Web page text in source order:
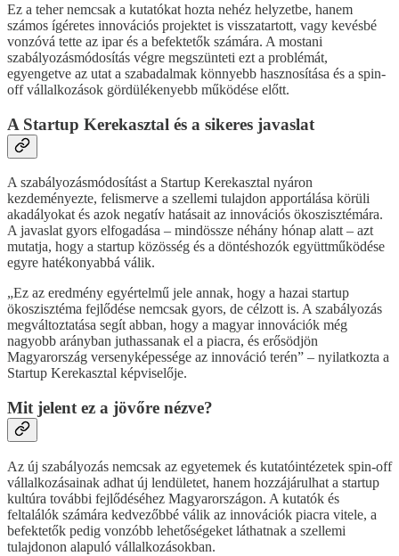
Ez a teher nemcsak a kutatókat hozta nehéz helyzetbe, hanem
számos ígéretes innovációs projektet is visszatartott, vagy kevésbé
vonzóvá tette az ipar és a befektetők számára. A mostani
szabályozásmódosítás végre megszünteti ezt a problémát,
egyengetve az utat a szabadalmak könnyebb hasznosítása és a spin-
off vállalkozások gördülékenyebb működése előtt.
A Startup Kerekasztal és a sikeres javaslat
A szabályozásmódosítást a Startup Kerekasztal nyáron
kezdeményezte, felismerve a szellemi tulajdon apportálása körüli
akadályokat és azok negatív hatásait az innovációs ökoszisztémára.
A javaslat gyors elfogadása – mindössze néhány hónap alatt – azt
mutatja, hogy a startup közösség és a döntéshozók együttműködése
egyre hatékonyabbá válik.
„Ez az eredmény egyértelmű jele annak, hogy a hazai startup
ökoszisztéma fejlődése nemcsak gyors, de célzott is. A szabályozás
megváltoztatása segít abban, hogy a magyar innovációk még
nagyobb arányban juthassanak el a piacra, és erősödjön
Magyarország versenyképessége az innováció terén” – nyilatkozta a
Startup Kerekasztal képviselője.
Mit jelent ez a jövőre nézve?
Az új szabályozás nemcsak az egyetemek és kutatóintézetek spin-off
vállalkozásainak adhat új lendületet, hanem hozzájárulhat a startup
kultúra további fejlődéséhez Magyarországon. A kutatók és
feltalálók számára kedvezőbbé válik az innovációk piacra vitele, a
befektetők pedig vonzóbb lehetőségeket láthatnak a szellemi
tulajdonon alapuló vállalkozásokban.